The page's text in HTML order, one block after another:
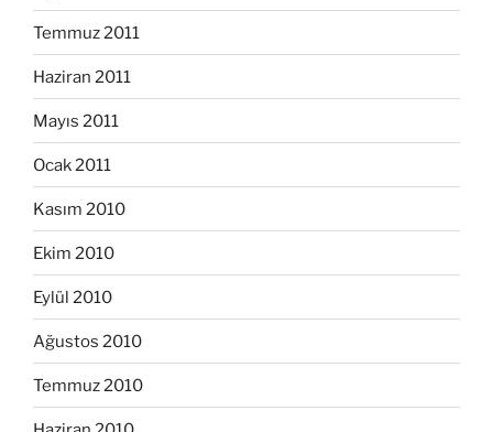
Temmuz 2011
Haziran 2011
Mayıs 2011
Ocak 2011
Kasım 2010
Ekim 2010
Eylül 2010
Ağustos 2010
Temmuz 2010